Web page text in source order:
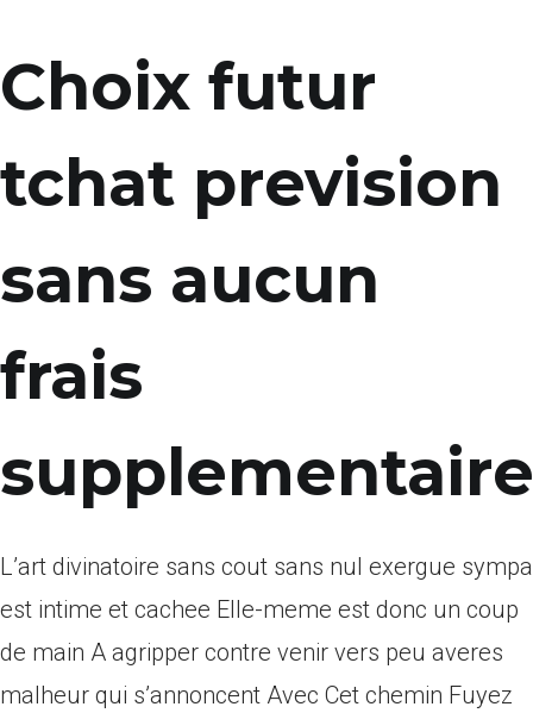
Choix futur
tchat prevision
sans aucun
frais
L’art divinatoire sans cout sans nul exergue sympa
est intime et cachee Elle-meme est donc un coup
de main A agripper contre venir vers peu averes
malheur qui s’annoncent Avec Cet chemin Fuyez